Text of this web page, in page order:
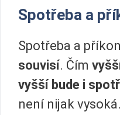
Spotřeba a
Spotřeba a
souvisí. Čím
vyšší bude i
není nijak